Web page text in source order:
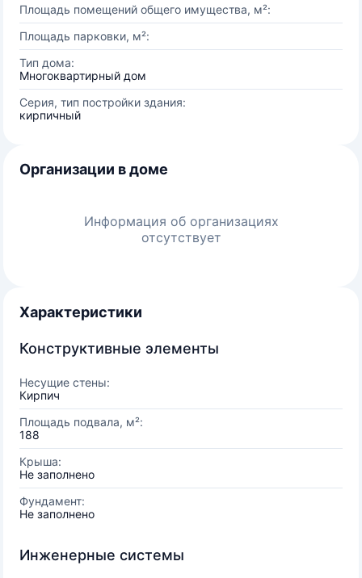
Площадь помещений общего имущества, м²:
Площадь парковки, м²:
Тип дома:
Многоквартирный дом
Серия, тип постройки здания:
кирпичный
Организации в доме
Информация об организациях
отсутствует
Характеристики
Конструктивные элементы
Несущие стены:
Кирпич
Площадь подвала, м²:
188
Крыша:
Не заполнено
Фундамент:
Не заполнено
Инженерные системы